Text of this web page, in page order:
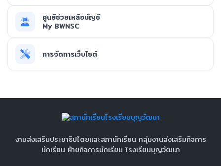
ศูนย์ช่วยเหลือบัญชี
My BWNSC
การจัดการเว็บไซต์
งานส่งเสริมประชาธิปไตยและสภานักเรียน กลุ่มงานส่งเสริมกิจการ
นักเรียน ฝ่ายกิจการนักเรียน โรงเรียนบุญวัฒนา